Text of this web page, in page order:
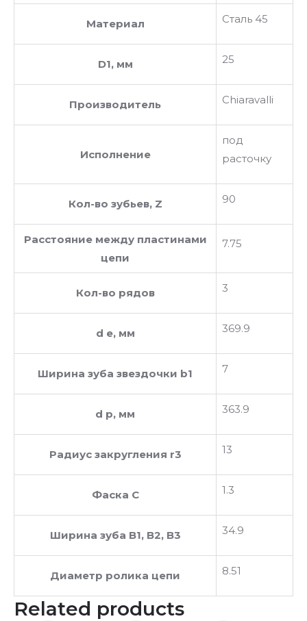
Материал Сталь 45
D1, мм 25
Производитель Chiaravalli
Исполнение
под
расточку
Кол-во зубьев, Z 90
Расстояние между пластинами
цепи
7.75
Кол-во рядов 3
d e, мм 369.9
Ширина зуба звездочки b1 7
d p, мм 363.9
Радиус закругления r3 13
Фаска C 1.3
Ширина зуба В1, В2, В3 34.9
Диаметр ролика цепи 8.51
Related products